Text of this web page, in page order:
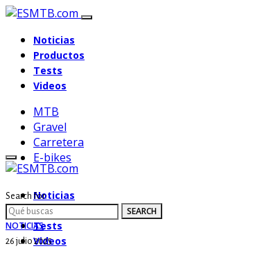
Noticias
Productos
Tests
Videos
MTB
Gravel
Carretera
E-bikes
Noticias
Productos
Tests
Videos
Search for:
SEARCH
NOTICIAS
26 julio 2025